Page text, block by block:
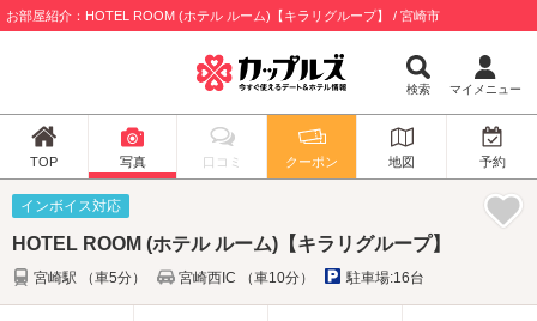
お部屋紹介：HOTEL ROOM (ホテル ルーム)【キラリグループ】 / 宮崎市
検索 マイメニュー
TOP 写真 口コミ クーポン 地図 予約
インボイス対応
HOTEL ROOM (ホテル ルーム)【キラリグループ】
宮崎駅 （車5分） 宮崎西IC （車10分） 駐車場:16台